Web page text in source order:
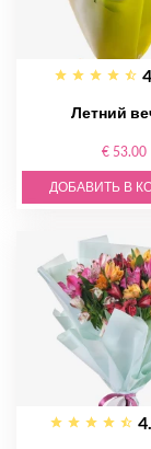
Летний
€ 53.00
ДОБАВИТЬ В